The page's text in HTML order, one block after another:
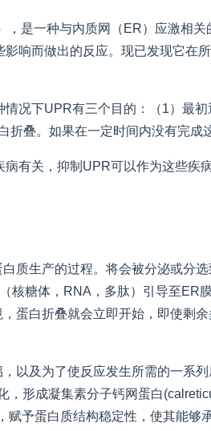
，是一种与内质网（ER）应激相
响而做出的反应。现已发现它在
况下UPR有三个目的：（1）最
折叠。如果在一定时间内没有完成
有关，抑制UPR可以作为这些
质生产的过程。将会被分泌或分
糖体，RNA，多肽）引导至ER
蛋白折叠就会立即开始，即使剩余
以及为了使反应发生所需的一系
形成凝集素分子钙网蛋白
予蛋白质结构稳定性，使其能够